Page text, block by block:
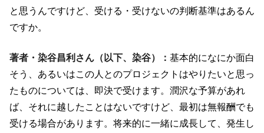
と思うんですけど、受ける・受けないの判断基準はあるん
ですか。
著者・染谷昌利さん（以下、染谷）： 基本的になにか面白
そう、あるいはこの人とのプロジェクトはやりたいと思っ
たものについては、即決で受けます。潤沢な予算があれ
ば、それに越したことはないですけど、最初は無報酬でも
受ける場合があります。将来的に一緒に成長して、発生し